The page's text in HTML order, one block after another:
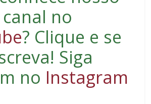
canal no
? Clique e se
! Siga
no Instagram